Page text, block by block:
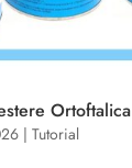
Ortoftalica
| Tutorial